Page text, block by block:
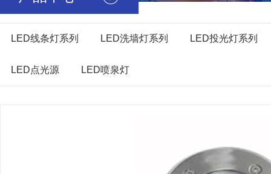
LED线条灯系列 LED洗墙灯系列 LED投光灯系列
LED点光源 LED喷泉灯